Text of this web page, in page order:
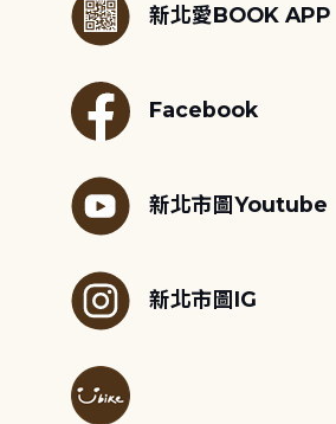
新北愛BOOK APP
Facebook
新北市圖Youtube
新北市圖IG